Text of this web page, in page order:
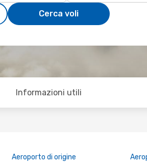
Cerca voli
Informazioni utili
Aeroporto di origine